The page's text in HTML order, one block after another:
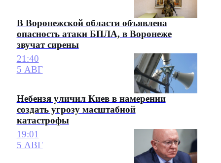
В Воронежской области объявлена
опасность атаки БПЛА, в Воронеже
звучат сирены
21:40
5 АВГ
Небензя уличил Киев в намерении
создать угрозу масштабной
катастрофы
19:01
5 АВГ